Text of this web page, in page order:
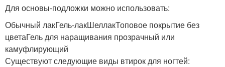
Для основы-подложки можно использовать:
Обычный лакГель-лакШеллакТоповое покрытие без
цветаГель для наращивания прозрачный или
камуфлирующий
Существуют следующие виды втирок для ногтей: